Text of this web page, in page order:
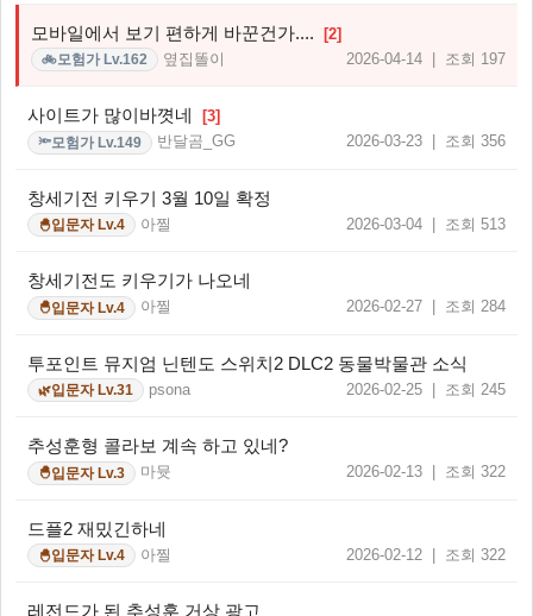
모바일에서 보기 편하게 바꾼건가.... [2]
🚲모험가 Lv.162 옆집똘이 2026-04-14 | 조회 197
사이트가 많이바꼇네 [3]
🔦모험가 Lv.149 반달곰_GG 2026-03-23 | 조회 356
창세기전 키우기 3월 10일 확정
🐣입문자 Lv.4 아찔 2026-03-04 | 조회 513
창세기전도 키우기가 나오네
🐣입문자 Lv.4 아찔 2026-02-27 | 조회 284
투포인트 뮤지엄 닌텐도 스위치2 DLC2 동물박물관 소식
🌿입문자 Lv.31 psona 2026-02-25 | 조회 245
추성훈형 콜라보 계속 하고 있네?
🐣입문자 Lv.3 마뮷 2026-02-13 | 조회 322
드플2 재밌긴하네
🐣입문자 Lv.4 아찔 2026-02-12 | 조회 322
레전드가 된 추성훈 거상 광고